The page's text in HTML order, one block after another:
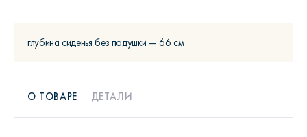
глубина сиденья без подушки — 66 см
О ТОВАРЕ ДЕТАЛИ